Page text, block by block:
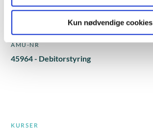
Kun nødvendige cookies
AMU-kursus
AMU-NR
45964 - Debitorstyring
KURSER